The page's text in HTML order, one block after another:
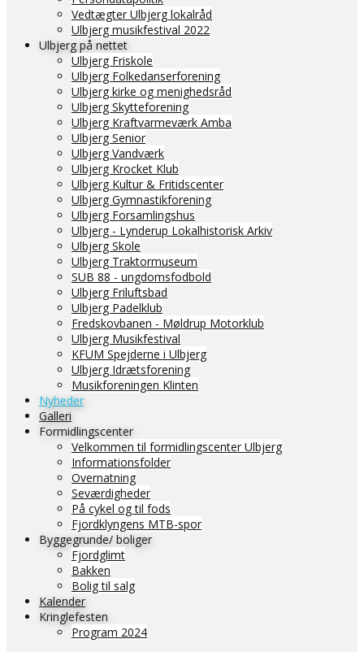
Vedtægter Ulbjerg lokalråd
Ulbjerg musikfestival 2022
Ulbjerg på nettet
Ulbjerg Friskole
Ulbjerg Folkedanserforening
Ulbjerg kirke og menighedsråd
Ulbjerg Skytteforening
Ulbjerg Kraftvarmeværk Amba
Ulbjerg Senior
Ulbjerg Vandværk
Ulbjerg Krocket Klub
Ulbjerg Kultur & Fritidscenter
Ulbjerg Gymnastikforening
Ulbjerg Forsamlingshus
Ulbjerg - Lynderup Lokalhistorisk Arkiv
Ulbjerg Skole
Ulbjerg Traktormuseum
SUB 88 - ungdomsfodbold
Ulbjerg Friluftsbad
Ulbjerg Padelklub
Fredskovbanen - Møldrup Motorklub
Ulbjerg Musikfestival
KFUM Spejderne i Ulbjerg
Ulbjerg Idrætsforening
Musikforeningen Klinten
Nyheder
Galleri
Formidlingscenter
Velkommen til formidlingscenter Ulbjerg
Informationsfolder
Overnatning
Seværdigheder
På cykel og til fods
Fjordklyngens MTB-spor
Byggegrunde/ boliger
Fjordglimt
Bakken
Bolig til salg
Kalender
Kringlefesten
Program 2024